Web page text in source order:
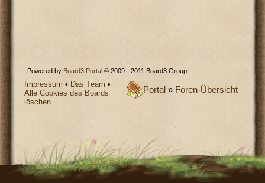
Powered by Board3 Portal © 2009 - 2011 Board3 Group
Portal » Foren-Übersicht
Impressum • Das Team •
Alle Cookies des Boards
löschen